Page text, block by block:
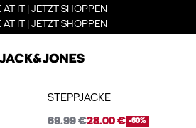
AT IT | JETZT SHOPPEN
AT IT | JETZT SHOPPEN
STEPPJACKE
69.99 €28.00 € -60%